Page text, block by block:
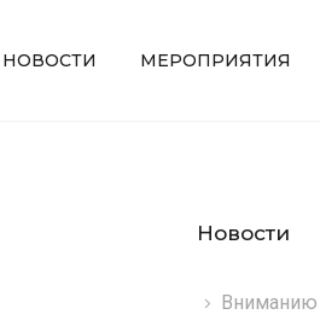
НОВОСТИ МЕРОПРИЯТИЯ
Новости
Вниманию